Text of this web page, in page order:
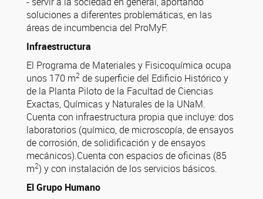
soluciones a diferentes problemáticas, en las
áreas de incumbencia del ProMyF.
Infraestructura
El Programa de Materiales y Fisicoquímica ocupa
unos 170 m2 de superficie del Edificio Histórico y
de la Planta Piloto de la Facultad de Ciencias
Exactas, Químicas y Naturales de la UNaM.
Cuenta con infraestructura propia que incluye: dos
laboratorios (químico, de microscopía, de ensayos
de corrosión, de solidificación y de ensayos
mecánicos).Cuenta con espacios de oficinas (85
m2) y con instalación de los servicios básicos.
El Grupo Humano